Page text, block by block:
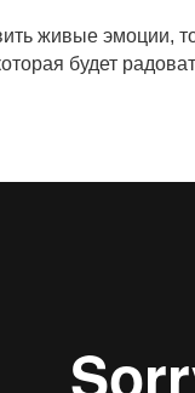
живые эмоции,
будет